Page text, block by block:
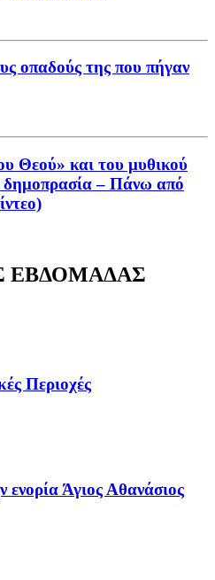
οπαδούς της που πήγαν
Θεού» και του μυθικού
– Πάνω από
ΕΒΔΟΜΑΔΑΣ
Περιοχές
ενορία Άγιος Αθανάσιος